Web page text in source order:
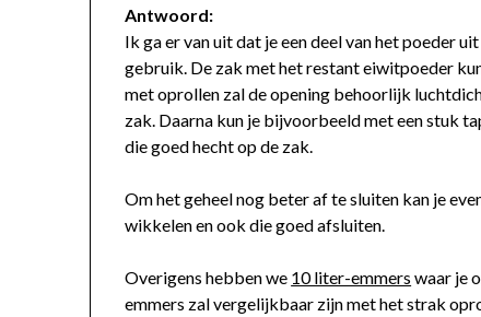
Antwoord:
Ik ga er van uit dat je een deel van het poeder uit
gebruik. De zak met het restant eiwitpoeder
met oprollen zal de opening behoorlijk
zak. Daarna kun je bijvoorbeeld met een stuk
die goed hecht op de zak.
Om het geheel nog beter af te sluiten kan je
wikkelen en ook die goed afsluiten.
Overigens hebben we 10 liter-emmers waar je
emmers zal vergelijkbaar zijn met het strak